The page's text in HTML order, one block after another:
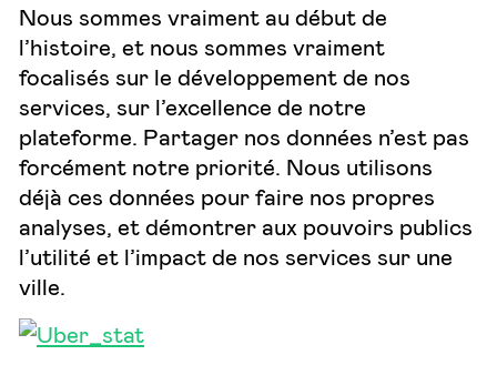
Nous sommes vraiment au début de
l’histoire, et nous sommes vraiment
focalisés sur le développement de nos
services, sur l’excellence de notre
plateforme. Partager nos données n’est pas
forcément notre priorité. Nous utilisons
déjà ces données pour faire nos propres
analyses, et démontrer aux pouvoirs publics
l’utilité et l’impact de nos services sur une
ville.